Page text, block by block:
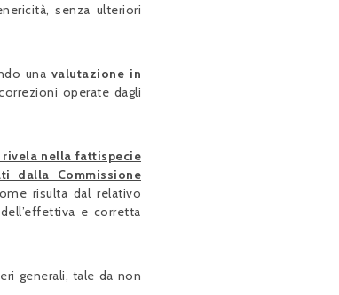
senza ulteriori
una valutazione in
operate dagli
nella fattispecie
dalla Commissione
risulta dal relativo
e corretta
generali, tale da non